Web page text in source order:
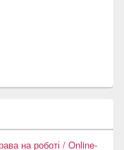
на роботі / Online-